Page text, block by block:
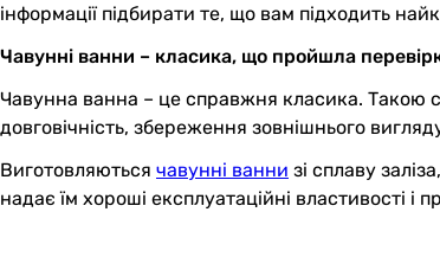
інформації підбирати те, що вам підходить
Чавунні ванни – класика, що пройшла
Чавунна ванна – це справжня класика. Такою
довговічність, збереження зовнішнього
Виготовляються чавунні ванни зі сплаву
надає їм хороші експлуатаційні властивості і